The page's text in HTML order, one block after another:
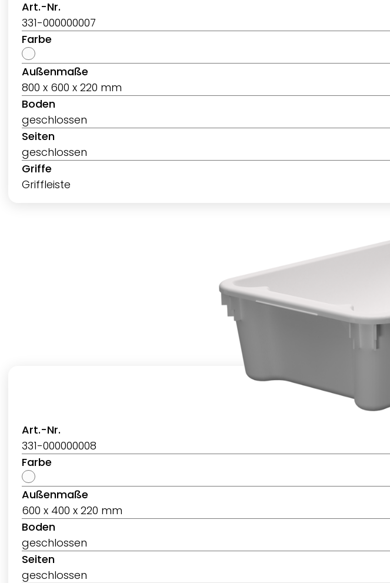
Art.-Nr.
331-000000007
Farbe
Außenmaße
800 x 600 x 220 mm
Boden
geschlossen
Seiten
geschlossen
Griffe
Griffleiste
Art.-Nr.
331-000000008
Farbe
Außenmaße
600 x 400 x 220 mm
Boden
geschlossen
Seiten
geschlossen